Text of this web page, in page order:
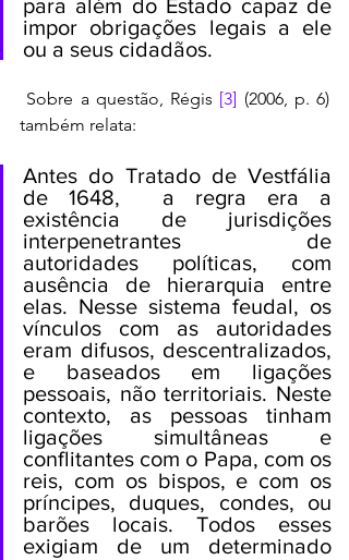
para além do Estado capaz de
impor obrigações legais a ele
ou a seus cidadãos.
Sobre a questão, Régis [3] (2006, p. 6)
também relata:
Antes do Tratado de Vestfália
de 1648,  a regra era a
existência de jurisdições
interpenetrantes de
autoridades políticas, com
ausência de hierarquia entre
elas. Nesse sistema feudal, os
vínculos com as autoridades
eram difusos, descentralizados,
e baseados em ligações
pessoais, não territoriais. Neste
contexto, as pessoas tinham
ligações simultâneas e
conflitantes com o Papa, com os
reis, com os bispos, e com os
príncipes, duques, condes, ou
barões locais. Todos esses
exigiam de um determinado